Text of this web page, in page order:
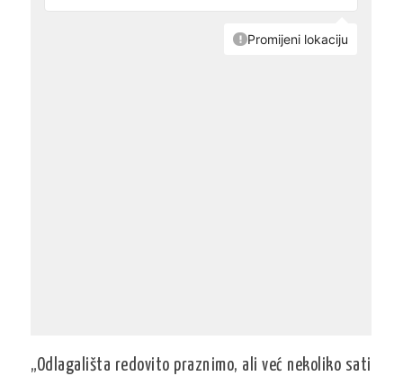
„Odlagališta redovito praznimo, ali već nekoliko sati